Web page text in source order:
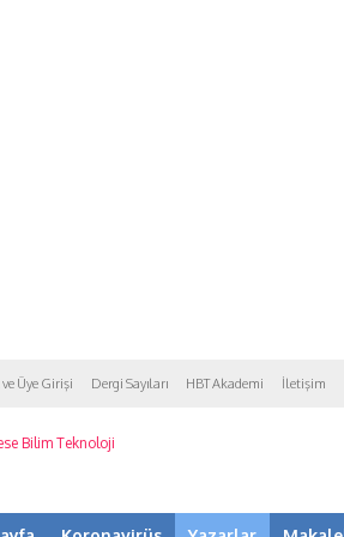
Üye Girişi Dergi Sayıları HBT Akademi İletişim